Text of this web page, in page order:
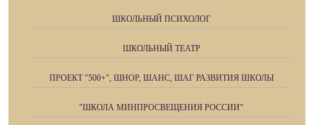
ШКОЛЬНЫЙ ПСИХОЛОГ
ШКОЛЬНЫЙ ТЕАТР
ПРОЕКТ "500+", ШНОР, ШАНС, ШАГ РАЗВИТИЯ ШКОЛЫ
"ШКОЛА МИНПРОСВЕЩЕНИЯ РОССИИ"